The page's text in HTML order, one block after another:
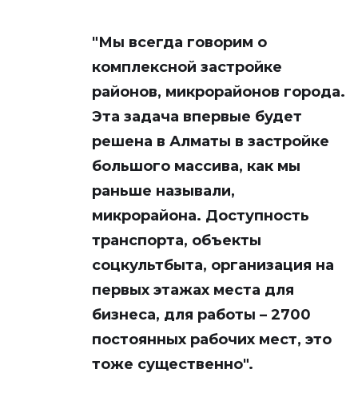
"Мы всегда говорим о
комплексной застройке
районов, микрорайонов города.
Эта задача впервые будет
решена в Алматы в застройке
большого массива, как мы
раньше называли,
микрорайона. Доступность
транспорта, объекты
соцкультбыта, организация на
первых этажах места для
бизнеса, для работы – 2700
постоянных рабочих мест, это
тоже существенно".